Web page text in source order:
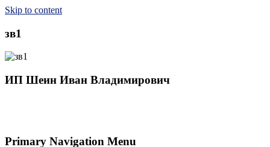
Skip to content
зв1
ИП Шеин Иван Владимирович
Primary Navigation Menu